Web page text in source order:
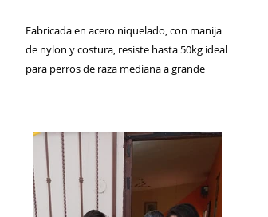
Fabricada en acero niquelado, con manija
de nylon y costura, resiste hasta 50kg ideal
para perros de raza mediana a grande